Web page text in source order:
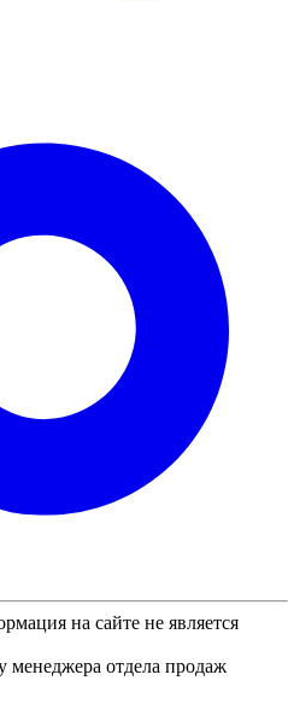
на сайте не является
менеджера отдела продаж